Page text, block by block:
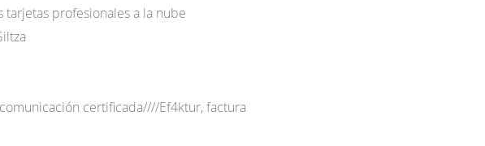
profesionales a la nube
certificada////Ef4ktur, factura